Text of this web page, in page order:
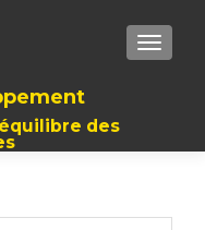
des